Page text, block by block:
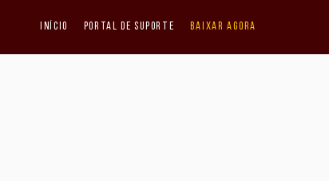
Início Portal de Suporte Baixar agora